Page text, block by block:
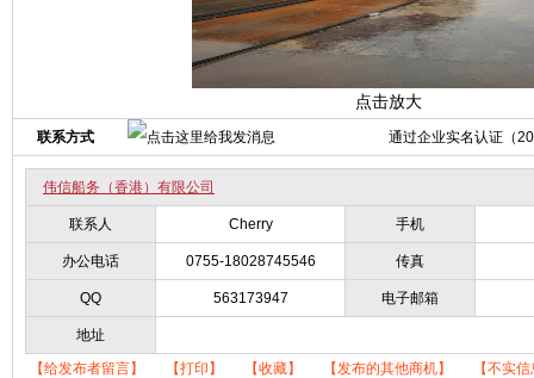
点击放大
联系方式 通过企业实名认证（
伟信船务（香港）有限公司
联系人 Cherry 手机
办公电话 0755-18028745546 传真
QQ 563173947 电子邮箱
地址
【给发布者留言】
【打印】 【收藏】 【发布的其他商机】 【不实